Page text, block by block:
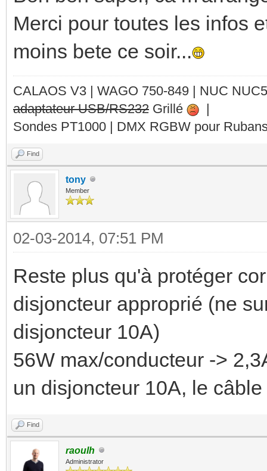
Merci pour toutes les infos
moins bete ce soir...
CALAOS V3 | WAGO 750-849 | NUC
adaptateur USB/RS232 Grillé
|
Sondes PT1000 | DMX RGBW pour
Find
tony
Member
02-03-2014, 07:51 PM
Reste plus qu'à protéger
disjoncteur approprié (ne
disjoncteur 10A)
56W max/conducteur ->
un disjoncteur 10A, le
Find
raoulh
Administrator